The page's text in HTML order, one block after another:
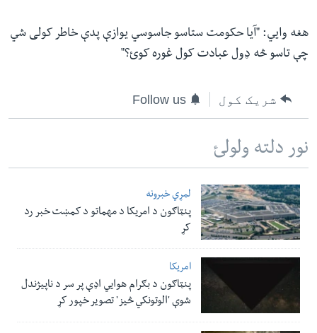
هغه وایي: "آیا حکومت ستاسو جاسوسي یوازې پدې خاطر کولی شي
چې تاسو څه ډول عبادت کول غوره کوئ؟"
شریک کول Follow us
نور دلته ولولئ
لمړي خبرونه
پنټاګون د امریکا د مهماتو د کمښت خبر رد
کړ
امریکا
پنټاګون د بګرام هوایي اډې پر سر د ناپيژندل
شوې 'الوتونکي څيز' تصویر خپور کړ